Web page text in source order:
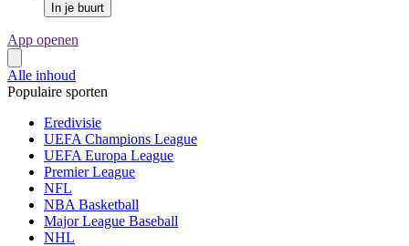
In je buurt
App openen
Alle inhoud
Populaire sporten
Eredivisie
UEFA Champions League
UEFA Europa League
Premier League
NFL
NBA Basketball
Major League Baseball
NHL